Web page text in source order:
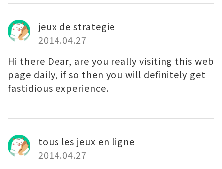
jeux de strategie
2014.04.27
Hi there Dear, are you really visiting this web
page daily, if so then you will definitely get
fastidious experience.
tous les jeux en ligne
2014.04.27